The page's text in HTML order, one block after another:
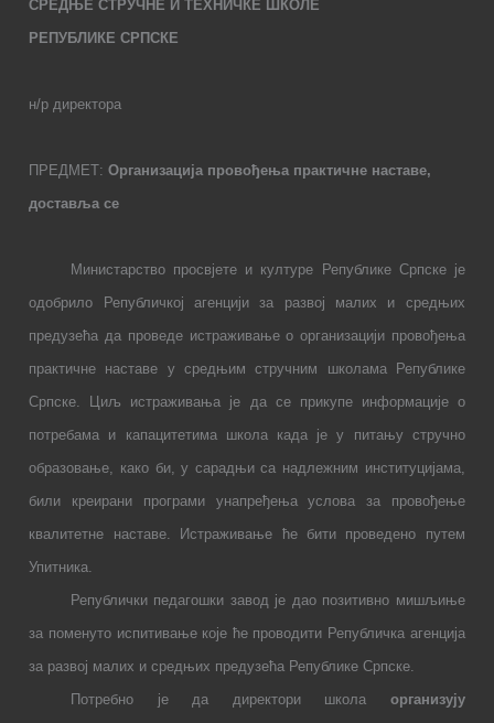
СРЕДЊЕ СТРУЧНЕ И ТЕХНИЧКЕ ШКОЛЕ
РЕПУБЛИКЕ СРПСКЕ
н/р директора
ПРЕДМЕТ:Организација провођења практичне наставе,
доставља се
Министарство просвјете и културе Републике Српске је
одобрило Републичкој агенцији за развој малих и средњих
предузећа да проведе истраживање о организацији провођења
практичне наставе у средњим стручним школама Републике
Српске. Циљ истраживања је да се прикупе информације о
потребама и капацитетима школа када је у питању стручно
образовање, како би, у сарадњи са надлежним институцијама,
били креирани програми унапређења услова за провођење
квалитетне наставе. Истраживање ће бити проведено путем
Упитника.
Републички педагошки завод је дао позитивно мишљиње
за поменуто испитивање које ће проводити Републичка агенција
за развој малих и средњих предузећа Републике Српске.
Потребно је да директори школа организују